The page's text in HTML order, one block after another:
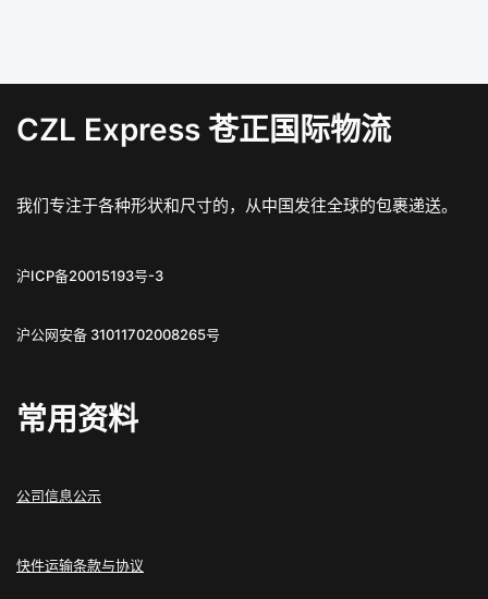
CZL Express 苍正国际物流
我们专注于各种形状和尺寸的，从中国发往全球的包裹递送。
沪ICP备20015193号-3
沪公网安备 31011702008265号
常用资料
公司信息公示
快件运输条款与协议